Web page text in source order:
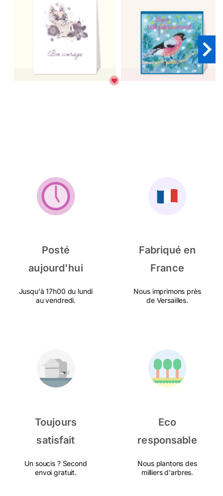
Posté
aujourd'hui
Jusqu'à 17h00 du lundi
au vendredi.
Fabriqué en
France
Nous imprimons près
de Versailles.
Toujours
satisfait
Un soucis ? Second
envoi gratuit.
Eco
responsable
Nous plantons des
milliers d'arbres.